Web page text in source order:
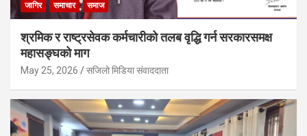
जागिर समाचार समाज
श्रमिक र राष्ट्रसेवक कर्मचारीको तलब वृद्धि गर्न सरकारसमक्ष
महासङ्घको माग
May 25, 2026 सजिलो मिडिया संवाददाता